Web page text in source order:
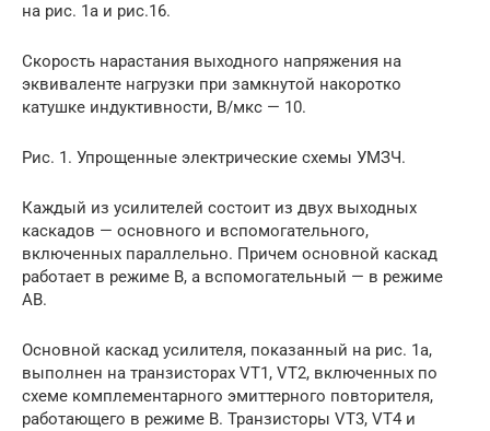
на рис. 1а и рис.16.
Скорость нарастания выходного напряжения на
эквиваленте нагрузки при замкнутой накоротко
катушке индуктивности, В/мкс — 10.
Рис. 1. Упрощенные электрические схемы УМЗЧ.
Каждый из усилителей состоит из двух выходных
каскадов — основного и вспомогательного,
включенных параллельно. Причем основной каскад
работает в режиме В, а вспомогательный — в режиме
АВ.
Основной каскад усилителя, показанный на рис. 1а,
выполнен на транзисторах VT1, VT2, включенных по
схеме комплементарного эмиттерного повторителя,
работающего в режиме В. Транзисторы VТ3, VТ4 и